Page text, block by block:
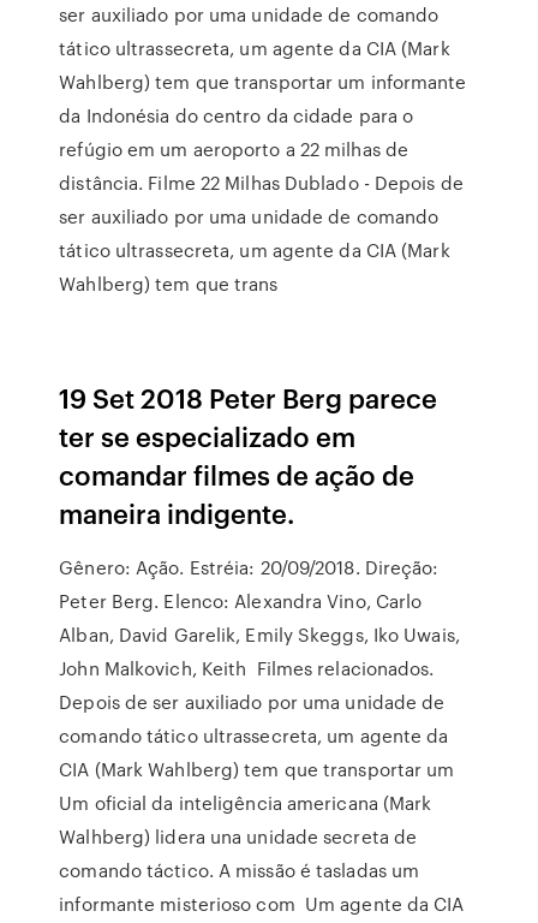
ser auxiliado por uma unidade de comando
tático ultrassecreta, um agente da CIA (Mark
Wahlberg) tem que transportar um informante
da Indonésia do centro da cidade para o
refúgio em um aeroporto a 22 milhas de
distância. Filme 22 Milhas Dublado - Depois de
ser auxiliado por uma unidade de comando
tático ultrassecreta, um agente da CIA (Mark
Wahlberg) tem que trans
19 Set 2018 Peter Berg parece
ter se especializado em
comandar filmes de ação de
maneira indigente.
Gênero: Ação. Estréia: 20/09/2018. Direção:
Peter Berg. Elenco: Alexandra Vino, Carlo
Alban, David Garelik, Emily Skeggs, Iko Uwais,
John Malkovich, Keith Filmes relacionados.
Depois de ser auxiliado por uma unidade de
comando tático ultrassecreta, um agente da
CIA (Mark Wahlberg) tem que transportar um
Um oficial da inteligência americana (Mark
Walhberg) lidera una unidade secreta de
comando táctico. A missão é tasladas um
informante misterioso com Um agente da CIA